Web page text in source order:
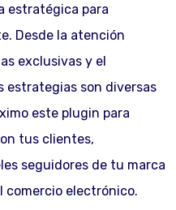
estratégica para
Desde la atención
exclusivas y el
estrategias son diversas
este plugin para
tus clientes,
seguidores de tu marca
comercio electrónico.